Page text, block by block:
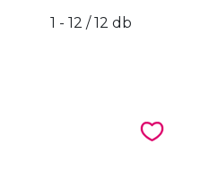
1 - 12 / 12 db